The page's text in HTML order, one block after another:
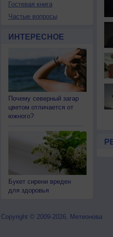
Гостевая книга
Частые вопросы
ИНТЕРЕСНОЕ
Почему северный загар
цветом отличается от
южного?
Букет сирени вреден
для здоровья
Copyright © 2009-2026, Метеонова